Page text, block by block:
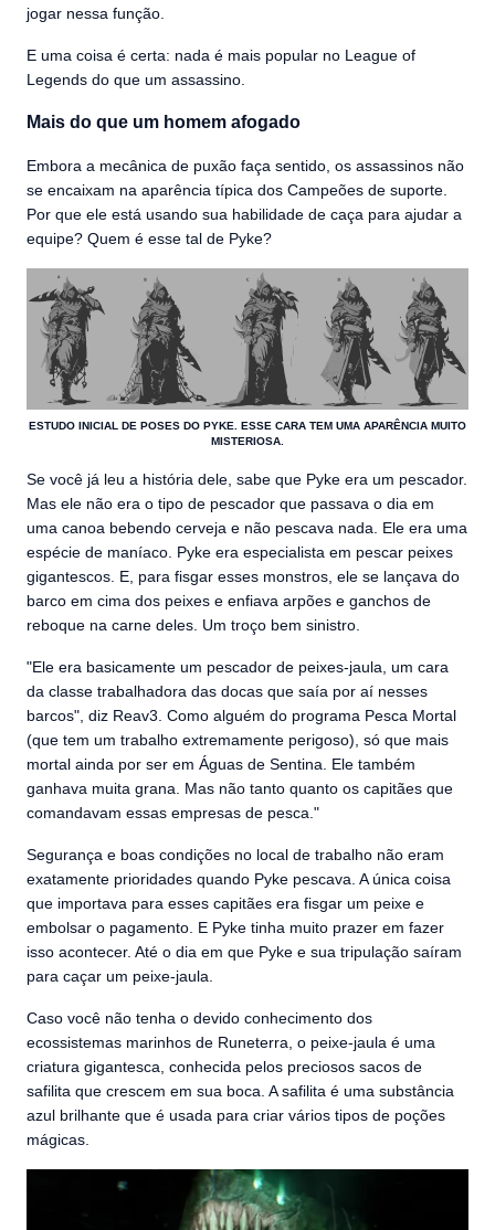
jogar nessa função.
E uma coisa é certa: nada é mais popular no League of
Legends do que um assassino.
Mais do que um homem afogado
Embora a mecânica de puxão faça sentido, os assassinos não
se encaixam na aparência típica dos Campeões de suporte.
Por que ele está usando sua habilidade de caça para ajudar a
equipe? Quem é esse tal de Pyke?
ESTUDO INICIAL DE POSES DO PYKE. ESSE CARA TEM UMA APARÊNCIA MUITO
MISTERIOSA.
Se você já leu a história dele, sabe que Pyke era um pescador.
Mas ele não era o tipo de pescador que passava o dia em
uma canoa bebendo cerveja e não pescava nada. Ele era uma
espécie de maníaco. Pyke era especialista em pescar peixes
gigantescos. E, para fisgar esses monstros, ele se lançava do
barco em cima dos peixes e enfiava arpões e ganchos de
reboque na carne deles. Um troço bem sinistro.
"Ele era basicamente um pescador de peixes-jaula, um cara
da classe trabalhadora das docas que saía por aí nesses
barcos", diz Reav3. Como alguém do programa Pesca Mortal
(que tem um trabalho extremamente perigoso), só que mais
mortal ainda por ser em Águas de Sentina. Ele também
ganhava muita grana. Mas não tanto quanto os capitães que
comandavam essas empresas de pesca."
Segurança e boas condições no local de trabalho não eram
exatamente prioridades quando Pyke pescava. A única coisa
que importava para esses capitães era fisgar um peixe e
embolsar o pagamento. E Pyke tinha muito prazer em fazer
isso acontecer. Até o dia em que Pyke e sua tripulação saíram
para caçar um peixe-jaula.
Caso você não tenha o devido conhecimento dos
ecossistemas marinhos de Runeterra, o peixe-jaula é uma
criatura gigantesca, conhecida pelos preciosos sacos de
safilita que crescem em sua boca. A safilita é uma substância
azul brilhante que é usada para criar vários tipos de poções
mágicas.